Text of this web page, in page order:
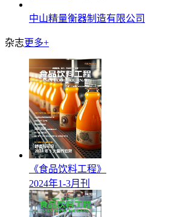
中山精量衡器制造有限公司
杂志更多+
《食品饮料工程》
2024年1-3月刊